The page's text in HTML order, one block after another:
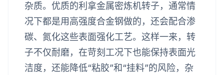
杂质。优质的利拿金属密炼机转子，通常情
况下都是用高强度合金钢做的，还会配合渗
碳、氮化这些表面强化工艺。这样一来，转
子不仅耐磨，在苛刻工况下也能保持表面光
洁度，还能降低“粘胶”和“挂料”的风险，杂